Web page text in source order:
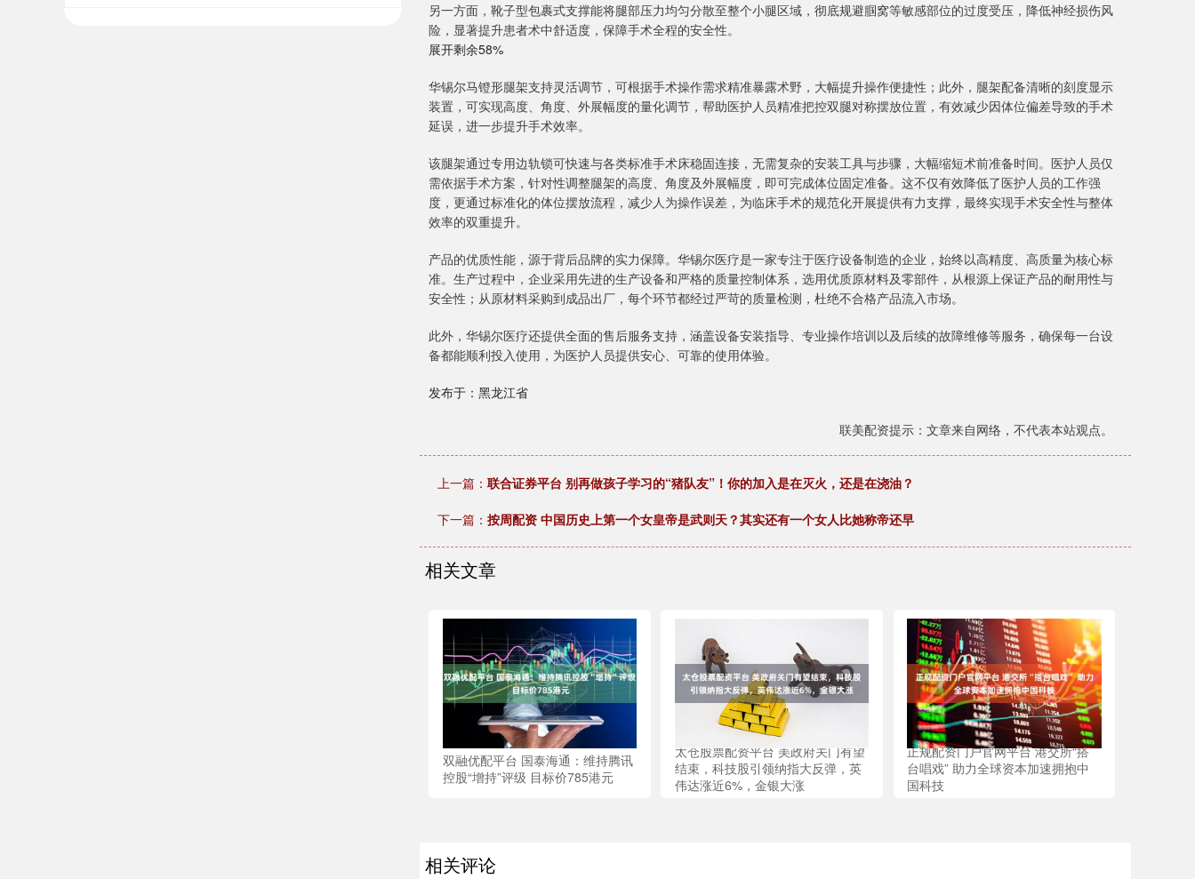
另一方面，靴子型包裹式支撑能将腿部压力均匀分散至整个小腿区域，彻底规避腘窝等敏感部位的过度受压，降低神经损伤风
险，显著提升患者术中舒适度，保障手术全程的安全性。
展开剩余58%
华锡尔马镫形腿架支持灵活调节，可根据手术操作需求精准暴露术野，大幅提升操作便捷性；此外，腿架配备清晰的刻度显示
装置，可实现高度、角度、外展幅度的量化调节，帮助医护人员精准把控双腿对称摆放位置，有效减少因体位偏差导致的手术
延误，进一步提升手术效率。
该腿架通过专用边轨锁可快速与各类标准手术床稳固连接，无需复杂的安装工具与步骤，大幅缩短术前准备时间。医护人员仅
需依据手术方案，针对性调整腿架的高度、角度及外展幅度，即可完成体位固定准备。这不仅有效降低了医护人员的工作强
度，更通过标准化的体位摆放流程，减少人为操作误差，为临床手术的规范化开展提供有力支撑，最终实现手术安全性与整体
效率的双重提升。
产品的优质性能，源于背后品牌的实力保障。华锡尔医疗是一家专注于医疗设备制造的企业，始终以高精度、高质量为核心标
准。生产过程中，企业采用先进的生产设备和严格的质量控制体系，选用优质原材料及零部件，从根源上保证产品的耐用性与
安全性；从原材料采购到成品出厂，每个环节都经过严苛的质量检测，杜绝不合格产品流入市场。
此外，华锡尔医疗还提供全面的售后服务支持，涵盖设备安装指导、专业操作培训以及后续的故障维修等服务，确保每一台设
备都能顺利投入使用，为医护人员提供安心、可靠的使用体验。
发布于：黑龙江省
联美配资提示：文章来自网络，不代表本站观点。
上一篇： 联合证券平台 别再做孩子学习的“猪队友”！你的加入是在灭火，还是在浇油？
下一篇： 按周配资 中国历史上第一个女皇帝是武则天？其实还有一个女人比她称帝还早
相关文章
双融优配平台 国泰海通：维持腾讯
控股“增持”评级 目标价785港元
太仓股票配资平台 美政府关门有望
结束，科技股引领纳指大反弹，英
伟达涨近6%，金银大涨
正规配资门户官网平台 港交所“搭
台唱戏” 助力全球资本加速拥抱中
国科技
相关评论